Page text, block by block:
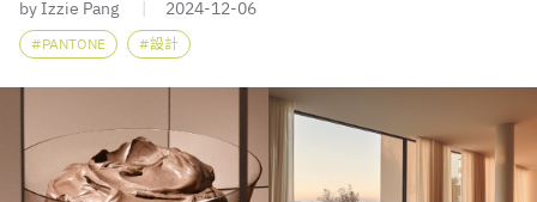
by Izzie Pang 2024-12-06
PANTONE 設計